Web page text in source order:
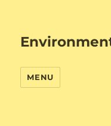
MENU